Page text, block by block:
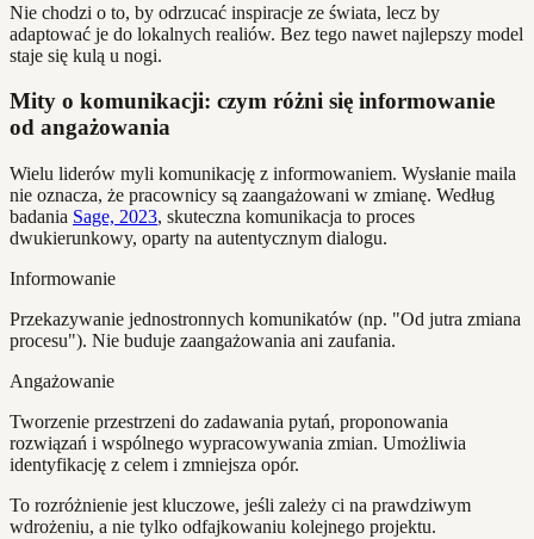
Nie chodzi o to, by odrzucać inspiracje ze świata, lecz by
adaptować je do lokalnych realiów. Bez tego nawet najlepszy model
staje się kulą u nogi.
Mity o komunikacji: czym różni się informowanie
od angażowania
Wielu liderów myli komunikację z informowaniem. Wysłanie maila
nie oznacza, że pracownicy są zaangażowani w zmianę. Według
badania Sage, 2023, skuteczna komunikacja to proces
dwukierunkowy, oparty na autentycznym dialogu.
Informowanie
Przekazywanie jednostronnych komunikatów (np. "Od jutra zmiana
procesu"). Nie buduje zaangażowania ani zaufania.
Angażowanie
Tworzenie przestrzeni do zadawania pytań, proponowania
rozwiązań i wspólnego wypracowywania zmian. Umożliwia
identyfikację z celem i zmniejsza opór.
To rozróżnienie jest kluczowe, jeśli zależy ci na prawdziwym
wdrożeniu, a nie tylko odfajkowaniu kolejnego projektu.